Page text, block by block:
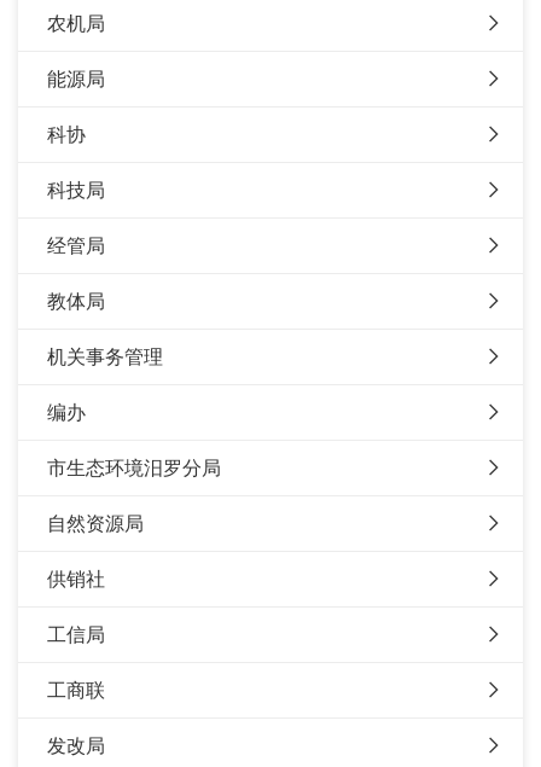
农机局
能源局
科协
科技局
经管局
教体局
机关事务管理
编办
市生态环境汨罗分局
自然资源局
供销社
工信局
工商联
发改局